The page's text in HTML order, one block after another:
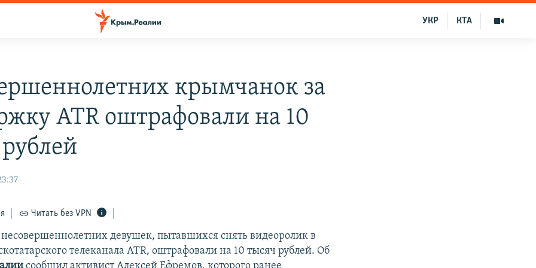
КТА
УКР
крымчанок за
ATR оштрафовали на 10
Читать без VPN
девушек, пытавшихся снять видеоролик в
телеканала ATR, оштрафовали на 10 тысяч рублей. Об